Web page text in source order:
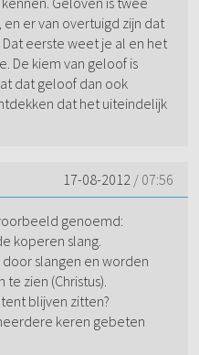
er van overtuigd zijn dat
eerste weet je al en het
De kiem van geloof is
dat geloof dan ook
dat het uiteindelijk
17-08-2012 / 07:56
genoemd:
koperen slang.
slangen en worden
zien (Christus).
blijven zitten?
keren gebeten